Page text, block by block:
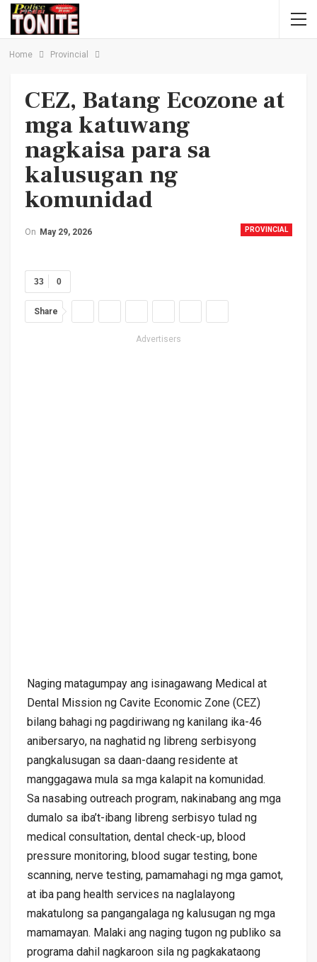
Home Provincial
CEZ, Batang Ecozone at
mga katuwang
nagkaisa para sa
kalusugan ng
komunidad
PROVINCIAL
On May 29, 2026
0
33
Share
Advertisers
Naging matagumpay ang isinagawang Medical at
Dental Mission ng Cavite Economic Zone (CEZ)
bilang bahagi ng pagdiriwang ng kanilang ika-46
anibersaryo, na naghatid ng libreng serbisyong
pangkalusugan sa daan-daang residente at
manggagawa mula sa mga kalapit na komunidad.
Sa nasabing outreach program, nakinabang ang mga
dumalo sa iba’t-ibang libreng serbisyo tulad ng
medical consultation, dental check-up, blood
pressure monitoring, blood sugar testing, bone
scanning, nerve testing, pamamahagi ng mga gamot,
at iba pang health services na naglalayong
makatulong sa pangangalaga ng kalusugan ng mga
mamamayan. Malaki ang naging tugon ng publiko sa
programa dahil nagkaroon sila ng pagkakataong